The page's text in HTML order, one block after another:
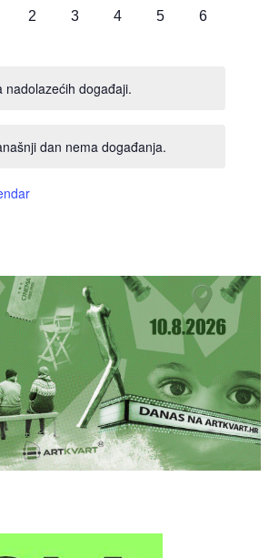
0
2
0
3
0
4
0
5
0
6
nadolazećih događaji.
dan nema događanja.